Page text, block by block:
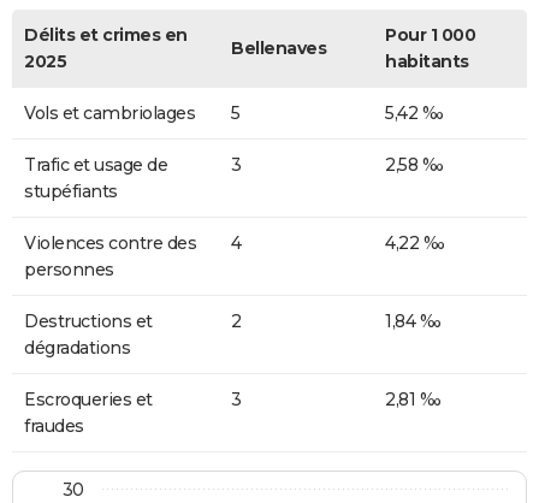
Délits et crimes en
2025
Bellenaves
Pour 1 000
habitants
Vols et cambriolages 5 5,42 ‰
Trafic et usage de
stupéfiants
3 2,58 ‰
Violences contre des
personnes
4 4,22 ‰
Destructions et
dégradations
2 1,84 ‰
Escroqueries et
fraudes
3 2,81 ‰
30